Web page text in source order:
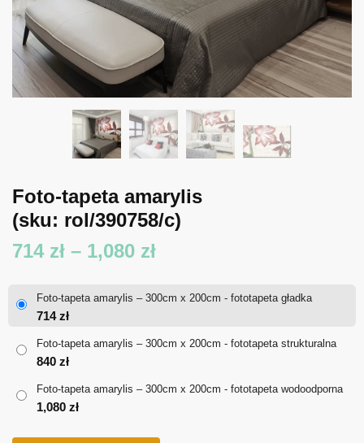
Foto-tapeta amarylis
(sku: rol/390758/c)
714 zł – 1,080 złZakres
714 zł
Foto-tapeta amarylis – 300cm x 200cm - fototapeta gładka
714zł
Foto-tapeta amarylis – 300cm x 200cm - fototapeta strukturalna
840 zł
Foto-tapeta amarylis – 300cm x 200cm - fototapeta wodoodporna
1,080 zł